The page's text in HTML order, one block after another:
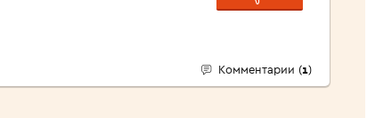
Комментарии (1)